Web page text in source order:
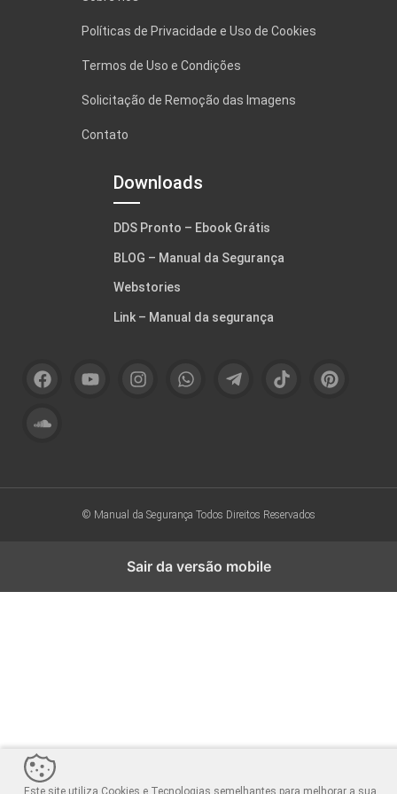
Políticas de Privacidade e Uso de Cookies
Termos de Uso e Condições
Solicitação de Remoção das Imagens
Contato
Downloads
DDS Pronto – Ebook Grátis
BLOG – Manual da Segurança
Webstories
Link – Manual da segurança
© Manual da Segurança Todos Direitos Reservados
Este site utiliza Cookies e Tecnologias semelhantes para melhorar a sua
Sair da versão mobile